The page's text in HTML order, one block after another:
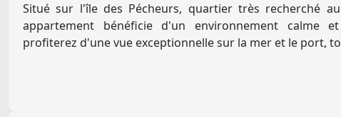
Situé sur l'île des Pécheurs, quartier très recherché
appartement bénéficie d'un environnement calme
profiterez d'une vue exceptionnelle sur la mer et le port,